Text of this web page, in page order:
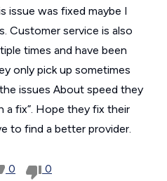
issue was fixed maybe I
Customer service is also
times and have been
only pick up sometimes
issues About speed they
a fix”. Hope they fix their
to find a better provider.
0 0